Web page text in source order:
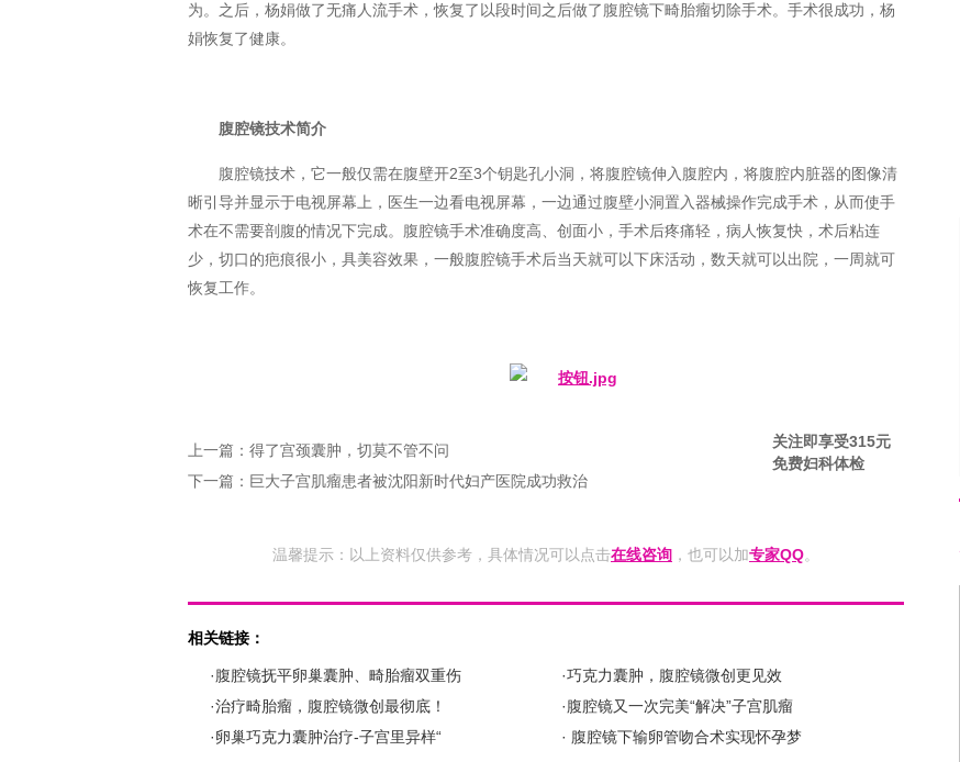
为。之后，杨娟做了无痛人流手术，恢复了以段时间之后做了腹腔镜下畸胎瘤切除手术。手术很成功，杨
娟恢复了健康。
腹腔镜技术简介
腹腔镜技术，它一般仅需在腹壁开2至3个钥匙孔小洞，将腹腔镜伸入腹腔内，将腹腔内脏器的图像清
晰引导并显示于电视屏幕上，医生一边看电视屏幕，一边通过腹壁小洞置入器械操作完成手术，从而使手
术在不需要剖腹的情况下完成。腹腔镜手术准确度高、创面小，手术后疼痛轻，病人恢复快，术后粘连
少，切口的疤痕很小，具美容效果，一般腹腔镜手术后当天就可以下床活动，数天就可以出院，一周就可
恢复工作。
上一篇： 得了宫颈囊肿，切莫不管不问
下一篇： 巨大子宫肌瘤患者被沈阳新时代妇产医院成功救治
关注即享受315元
免费妇科体检
温馨提示：以上资料仅供参考，具体情况可以点击在线咨询 ，也可以加专家QQ。
相关链接：
·腹腔镜抚平卵巢囊肿、畸胎瘤双重伤
·巧克力囊肿，腹腔镜微创更见效
·治疗畸胎瘤，腹腔镜微创最彻底！
·腹腔镜又一次完美“解决”子宫肌瘤
·卵巢巧克力囊肿治疗-子宫里异样“
· 腹腔镜下输卵管吻合术实现怀孕梦